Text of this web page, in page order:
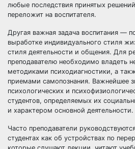
любые последствия принятых
переложит на воспитателя.
Другая важная задача воспитания —
выработке индивидуального стиля
стиля деятельности и общения. Для
преподавателю необходимо владеть
методиками психодиагностики, а
приемами самопознания. Важнейшее
психологических и
студентов, определяемых их
и характером основной деятельности.
Часто преподаватели
студентах как об устройствах по